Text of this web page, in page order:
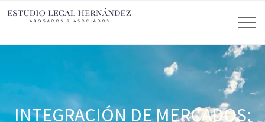
INTEGRACIÓN DE MERCADOS: